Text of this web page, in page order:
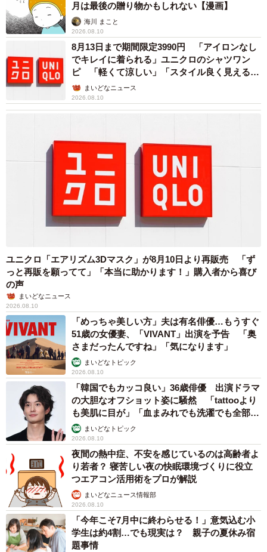
6/6
どう？今日は美人系に撮ってもらったんだけど
すっかり家族の一員になった花子ちゃん。昼間はツンのこ
とが多いが、夜は必ず家族と一緒に寝るという。
月は最後の贈り物かもしれない【漫画】
海川 まこと
2026.08.10
8月13日まで期間限定3990円 「アイロンなし
でキレイに着られる」ユニクロのシャツワン
ピ 「軽くて涼しい」「スタイル良く見える」
の声まいどなニュース
2026.08.10
ユニクロ「エアリズム3Dマスク」が8月10日より再販売 「ず
っと再販を願ってて」「本当に助かります！」購入者から喜び
の声
まいどなニュース
2026.08.10
「めっちゃ美しい方」夫は有名俳優…もうすぐ
51歳の女優妻、「VIVANT」出演を予告 「奥
さまだったんですね」「気になります」
まいどなトピック
2026.08.10
「韓国でもカッコ良い」36歳俳優 出演ドラマ
の大胆なオフショット姿に騒然 「tattooより
も美肌に目が」「血まみれでも洗濯でも全部か
っこいい」
まいどなトピック
2026.08.10
夜間の熱中症、不安を感じているのは高齢者よ
り若者？ 寝苦しい夜の快眠環境づくりに役立
つエアコン活用術をプロが解説
まいどなニュース情報部
2026.08.10
「今年こそ7月中に終わらせる！」意気込む小
学生は約4割…でも現実は？ 親子の夏休み宿
題事情